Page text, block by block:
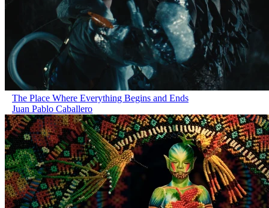
The Place Where Everything Begins and Ends
Juan Pablo Caballero